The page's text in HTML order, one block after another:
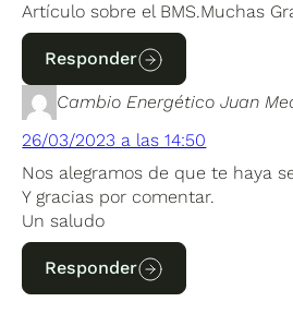
Artículo sobre el BMS.Muchas
Responder
Cambio Energético Juan
26/03/2023 a las 14:50
Nos alegramos de que te haya
Y gracias por comentar.
Un saludo
Responder